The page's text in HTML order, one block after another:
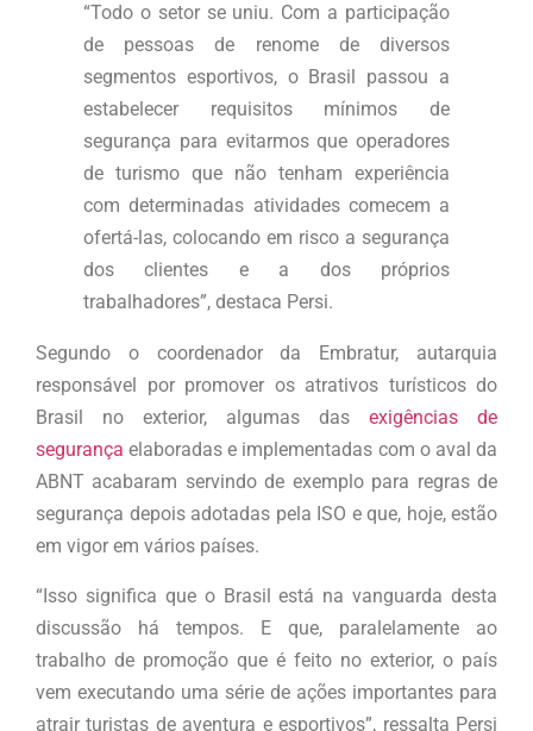
“Todo o setor se uniu. Com a participação
de pessoas de renome de diversos
segmentos esportivos, o Brasil passou a
estabelecer requisitos mínimos de
segurança para evitarmos que operadores
de turismo que não tenham experiência
com determinadas atividades comecem a
ofertá-las, colocando em risco a segurança
dos clientes e a dos próprios
trabalhadores”, destaca Persi.
Segundo o coordenador da Embratur, autarquia
responsável por promover os atrativos turísticos do
Brasil no exterior, algumas das exigências de
segurança elaboradas e implementadas com o aval da
ABNT acabaram servindo de exemplo para regras de
segurança depois adotadas pela ISO e que, hoje, estão
em vigor em vários países.
“Isso significa que o Brasil está na vanguarda desta
discussão há tempos. E que, paralelamente ao
trabalho de promoção que é feito no exterior, o país
vem executando uma série de ações importantes para
atrair turistas de aventura e esportivos”, ressalta Persi